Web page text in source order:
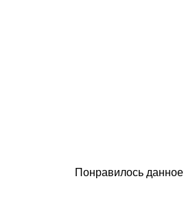
Понравилось